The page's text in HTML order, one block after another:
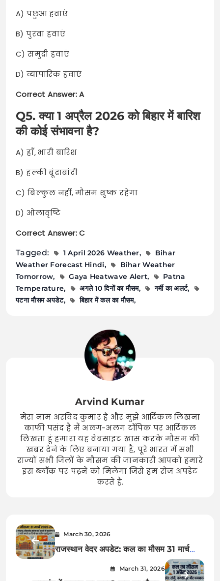
A) पछुआ हवाएं
B) पुरवा हवाएं
C) समुद्री हवाएं
D) व्यापारिक हवाएं
Correct Answer: A
Q5. क्या 1 अप्रैल 2026 को बिहार में बारिश
की कोई संभावना है?
A) हाँ, भारी बारिश
B) हल्की बूंदाबांदी
C) बिल्कुल नहीं, मौसम शुष्क रहेगा
D) ओलावृष्टि
Correct Answer: C
Tagged: 1 April 2026 Weather
Bihar
Weather Forecast Hindi
Bihar Weather
Tomorrow
Gaya Heatwave Alert
Patna
Temperature
अगले 10 दिनों का मौसम
गर्मी का अलर्ट
पटना मौसम अपडेट
बिहार में कल का मौसम
Arvind Kumar
मेरा नाम अरविंद कुमार है और मुझे आर्टिकल लिखना
काफी पसंद है मैं अलग-अलग टॉपिक पर आर्टिकल
लिखता हूं हमारा यह वेबसाइट खास करके मौसम की
खबर देने के लिए बनाया गया है, पूरे भारत में सभी
राज्यों सभी जिलों के मौसम की जानकारी आपको हमारे
इस ब्लॉक पर पढ़ने को मिलेगा जिसे हम रोज अपडेट
करते हैं.
March 30, 2026
राजस्थान वेदर अपडेट: कल का मौसम 31 मार्च
2026 को लेकर मौसम विभाग की बड़ी भविष्यवाणी,
जयपुर-जोधपुर समेत इन शहरों में भारी बदलाव!
March 31, 2026